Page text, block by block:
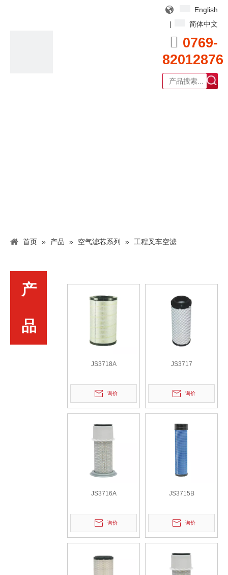
English
|
简体中文
 0769-
82012876
首页 » 产品 » 空气滤芯系列 » 工程叉车空滤
产
品
JS3718A
询价
JS3717
询价
JS3716A
询价
JS3715B
询价